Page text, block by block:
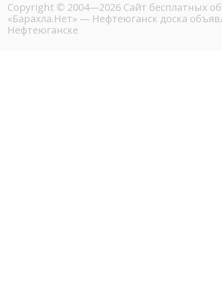
Copyright © 2004—2026 Сайт бесплатных
«Барахла.Нет» — Нефтеюганск доска
Нефтеюганске